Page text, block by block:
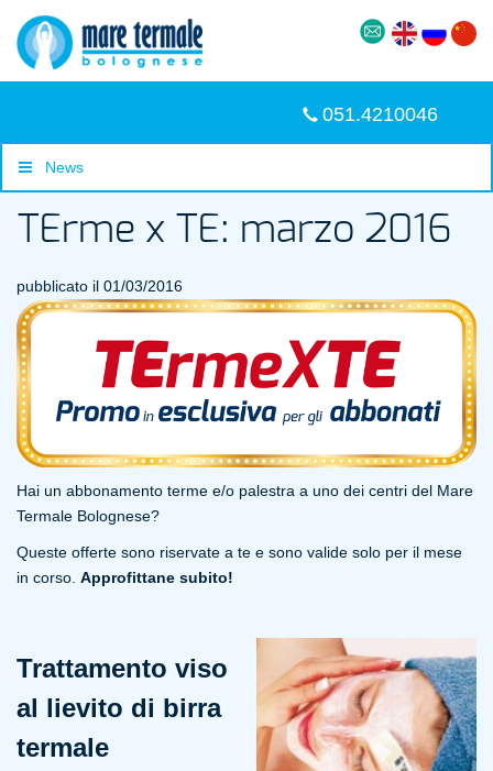
051.4210046
News
TErme x TE: marzo 2016
pubblicato il 01/03/2016
Hai un abbonamento terme e/o palestra a uno dei centri del Mare
Termale Bolognese?
Queste offerte sono riservate a te e sono valide solo per il mese
in corso. Approfittane subito!
Trattamento viso
al lievito di birra
termale